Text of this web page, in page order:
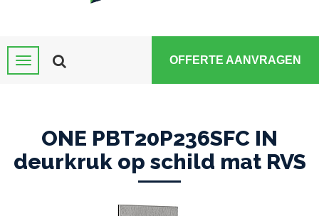
OFFERTE AANVRAGEN
ONE PBT20P236SFC IN
deurkruk op schild mat RVS